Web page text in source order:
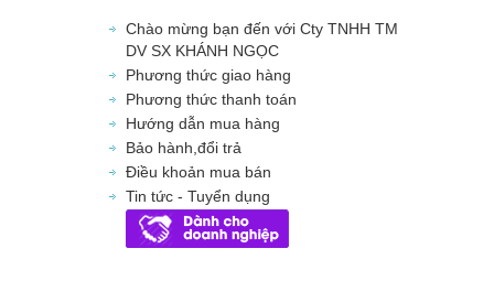
Chào mừng bạn đến với Cty TNHH TM
DV SX KHÁNH NGỌC
Phương thức giao hàng
Phương thức thanh toán
Hướng dẫn mua hàng
Bảo hành,đổi trả
Điều khoản mua bán
Tin tức - Tuyển dụng